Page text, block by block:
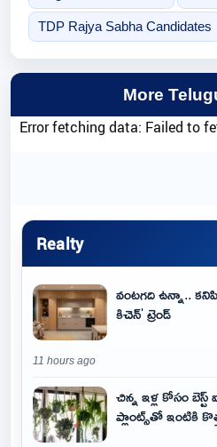
TDP Rajya Sabha Candidates
More
Error fetching data: Failed to
Realty
వంటగది ఉన్నా..
కిచెన్' ట్రెండ్
11 hours ago
చిన్న ఇళ్ల కోసం
ప్లాంట్స్‌తో ఇంటికి